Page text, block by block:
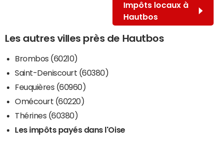
Impôts locaux à
Hautbos
Les autres villes près de Hautbos
Brombos (60210)
Saint-Deniscourt (60380)
Feuquières (60960)
Omécourt (60220)
Thérines (60380)
Les impôts payés dans l'Oise